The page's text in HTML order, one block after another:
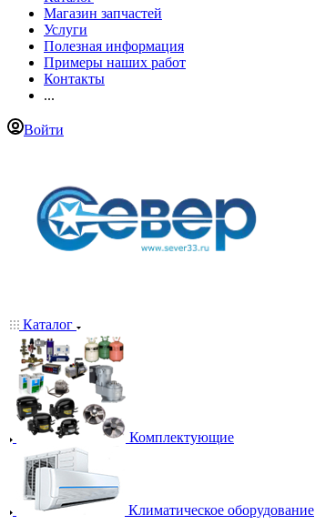
Магазин запчастей
Услуги
Полезная информация
Примеры наших работ
Контакты
...
Войти
Каталог
Комплектующие
Климатическое оборудование